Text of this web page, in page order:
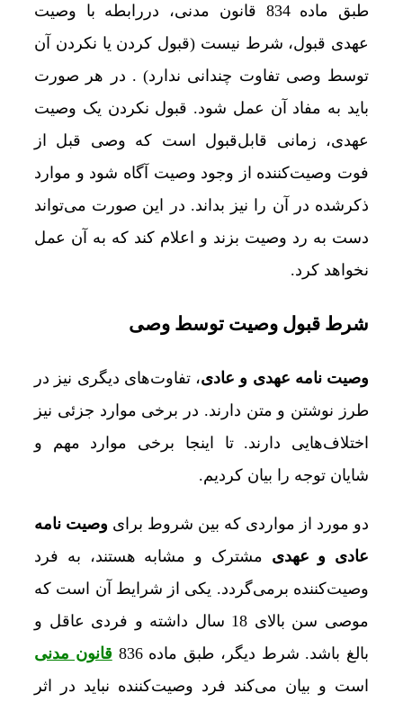
طبق ماده 834 قانون مدنی، دررابطه ‌با وصیت
عهدی قبول، شرط نیست (قبول کردن یا نکردن آن
توسط وصی تفاوت چندانی ندارد) . در هر صورت
باید به مفاد آن عمل شود. قبول نکردن یک وصیت
عهدی، زمانی قابل‌قبول است که وصی قبل از
فوت وصیت‌کننده از وجود وصیت آگاه شود و موارد
ذکرشده در آن را نیز بداند. در این صورت می‌تواند
دست به رد وصیت بزند و اعلام کند که به آن عمل
نخواهد کرد.
شرط قبول وصیت توسط وصی
وصیت نامه عهدی و عادی، تفاوت‌های دیگری نیز در
طرز نوشتن و متن دارند. در برخی موارد جزئی نیز
اختلاف‌هایی دارند. تا اینجا برخی موارد مهم و
شایان توجه را بیان کردیم.
دو مورد از مواردی که بین شروط برای وصیت نامه
عادی و عهدی مشترک و مشابه هستند، به فرد
وصیت‌کننده برمی‌گردد. یکی از شرایط آن است که
موصی سن بالای 18 سال داشته و فردی عاقل و
بالغ باشد. شرط دیگر، طبق ماده 836
قانون مدنی
است و بیان می‌کند فرد وصیت‌کننده نباید در اثر